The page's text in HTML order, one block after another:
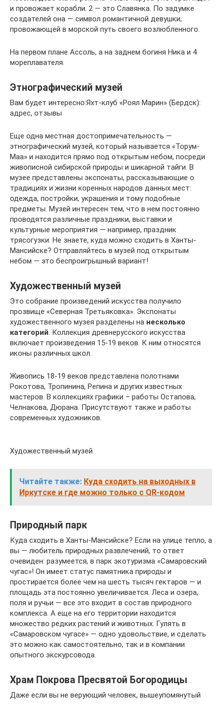
и провожает корабли. 2 — это Славянка. По задумке
создателей она — символ романтичной девушки,
провожающей в морской путь своего возлюбленного.
На первом плане Ассоль, а на заднем богиня Ника и 4
мореплавателя.
Этнографический музей
Вам будет интересно:Яхт-клуб «Роял Марин» (Бердск):
адрес, отзывы
Еще одна местная достопримечательность —
этнографический музей, который называется «Торум-
Маа» и находится прямо под открытым небом, посреди
живописной сибирской природы и шикарной тайги. В
музее представлены экспонаты, рассказывающие о
традициях и жизни коренных народов данных мест:
одежда, постройки, украшения и тому подобные
предметы. Музей интересен тем, что в нем постоянно
проводятся различные праздники, выставки и
культурные мероприятия — например, праздник
трясогузки. Не знаете, куда можно сходить в Ханты-
Мансийске? Отправляйтесь в музей под открытым
небом — это беспроигрышный вариант!
Художественный музей
Это собрание произведений искусства получило
прозвище «Северная Третьяковка». Экспонаты
художественного музея разделены на несколько
категорий. Коллекция древнерусского искусства
включает произведения 15-19 веков. К ним относятся
иконы различных школ.
Живопись 18-19 веков представлена полотнами
Рокотова, Тропинина, Репина и других известных
мастеров. В коллекциях графики – работы Остапова,
Челнакова, Дюрана. Присутствуют также и работы
современных художников.
Художественный музей
Читайте также: Куда сходить на выходных в
Иркутске и где можно только с QR-кодом
Природный парк
Куда сходить в Ханты-Мансийске? Если на улице тепло, а
вы — любитель природных развлечений, то ответ
очевиден: разумеется, в парк экотуризма «Самаровский
чугас»! Он имеет статус памятника природы и
простирается более чем на шесть тысяч гектаров — и
площадь эта постоянно увеличивается. Леса и озера,
поля и ручьи — все это входит в состав природного
комплекса. А еще на его территории находится
множество редких растений и животных. Гулять в
«Самаровском чугасе» — одно удовольствие, и сделать
это можно как самостоятельно, так и в компании
опытного экскурсовода.
Храм Покрова Пресвятой Богородицы
Даже если вы не верующий человек, вышеупомянутый